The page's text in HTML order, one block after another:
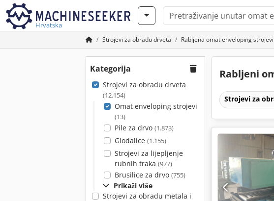
Hrvatska
Strojevi za obradu drveta Rabljena omat enveloping strojevi
Kategorija
Strojevi za obradu drveta
(12.154)
Omat enveloping strojevi
(13)
Pile za drvo (1.873)
Glodalice (1.155)
Strojevi za lijepljenje
rubnih traka (977)
Brusilice za drvo (755)
Prikaži više
Strojevi za obradu metala i
Rabljeni
Strojevi za